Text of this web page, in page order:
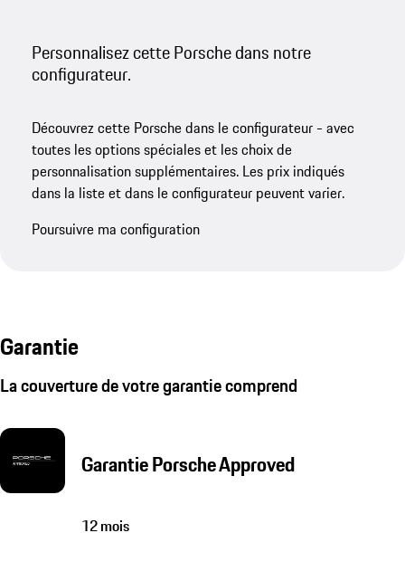
Personnalisez cette Porsche dans notre
configurateur.
Découvrez cette Porsche dans le configurateur - avec
toutes les options spéciales et les choix de
personnalisation supplémentaires. Les prix indiqués
dans la liste et dans le configurateur peuvent varier.
Poursuivre ma configuration
Garantie
La couverture de votre garantie comprend
Garantie Porsche Approved
12 mois